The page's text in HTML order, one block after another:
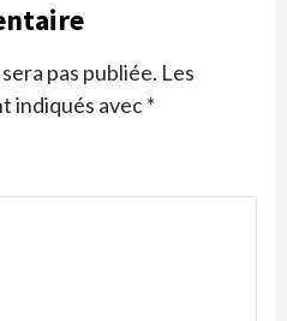
pas publiée. Les
indiqués avec*